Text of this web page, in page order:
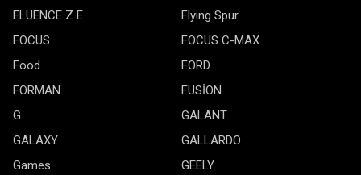
FLUENCE Z E
Flying Spur
FOCUS
FOCUS C-MAX
Food
FORD
FORMAN
FUSİON
G
GALANT
GALAXY
GALLARDO
Games
GEELY